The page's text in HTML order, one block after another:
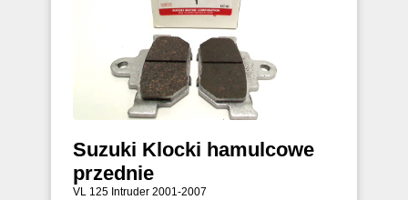
Suzuki Klocki hamulcowe
przednie
VL 125 Intruder 2001-2007